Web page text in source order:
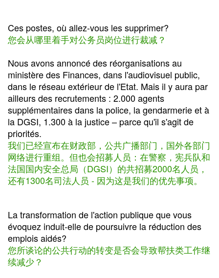
Ces postes, où allez-vous les supprimer?
您会从哪里着手对公务员岗位进行裁减？
Nous avons annoncé des réorganisations au
ministère des Finances, dans l'audiovisuel public,
dans le réseau extérieur de l'Etat. Mais il y aura par
ailleurs des recrutements : 2.000 agents
supplémentaires dans la police, la gendarmerie et à
la DGSI, 1.300 à la justice – parce qu'il s'agit de
priorités.
我们已经宣布在财政部，公共广播部门，国外各部门
网络进行重组。但也会招募人员：在警察，宪兵队和
法国国内安全总局（DGSI）的共招募2000名人员，
还有1300名司法人员 - 因为这是我们的优先事项。
La transformation de l'action publique que vous
évoquez induit-elle de poursuivre la réduction des
emplois aidés?
您所谈论的公共行动的转变是否会导致帮扶类工作继
续减少？